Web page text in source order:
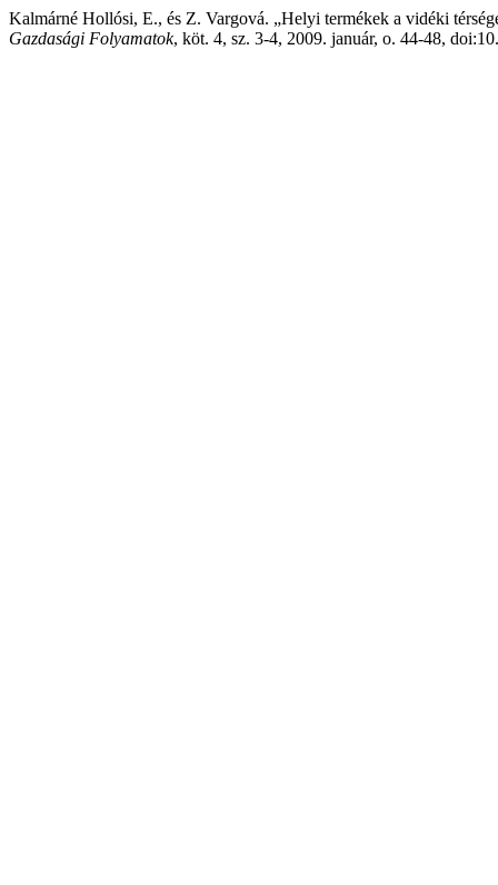
Kalmárné Hollósi, E., és Z. Vargová. „Helyi termékek a vidéki
Gazdasági Folyamatok, köt. 4, sz. 3-4, 2009. január, o. 44-48,